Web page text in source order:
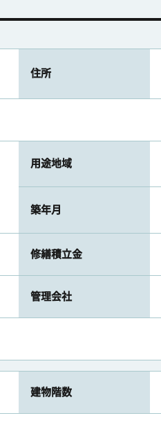
住所
用途地域
築年月
修繕積立金
管理会社
建物階数